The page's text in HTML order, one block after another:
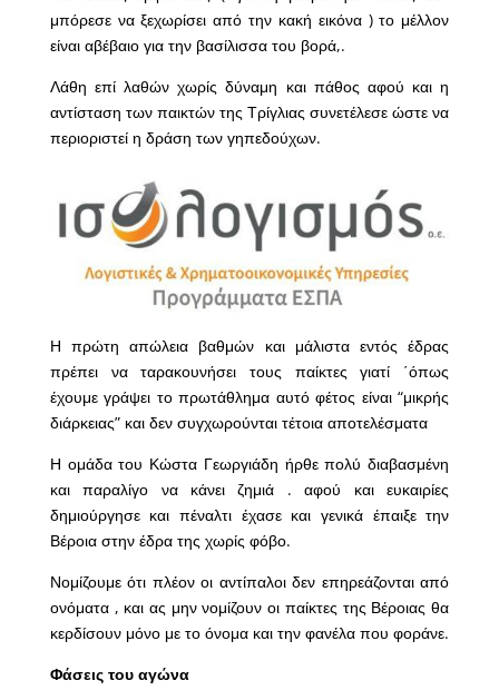
μπόρεσε να ξεχωρίσει από την κακή εικόνα ) το μέλλον
είναι αβέβαιο για την βασίλισσα του βορά,.
Λάθη επί λαθών χωρίς δύναμη και πάθος αφού και η
αντίσταση των παικτών της Τρίγλιας συνετέλεσε ώστε να
περιοριστεί η δράση των γηπεδούχων.
Η πρώτη απώλεια βαθμών και μάλιστα εντός έδρας
πρέπει να ταρακουνήσει τους παίκτες γιατί ΄όπως
έχουμε γράψει το πρωτάθλημα αυτό φέτος είναι “μικρής
διάρκειας” και δεν συγχωρούνται τέτοια αποτελέσματα
Η ομάδα του Κώστα Γεωργιάδη ήρθε πολύ διαβασμένη
και παραλίγο να κάνει ζημιά . αφού και ευκαιρίες
δημιούργησε και πέναλτι έχασε και γενικά έπαιξε την
Βέροια στην έδρα της χωρίς φόβο.
Νομίζουμε ότι πλέον οι αντίπαλοι δεν επηρεάζονται από
ονόματα , και ας μην νομίζουν οι παίκτες της Βέροιας θα
κερδίσουν μόνο με το όνομα και την φανέλα που φοράνε.
Φάσεις του αγώνα